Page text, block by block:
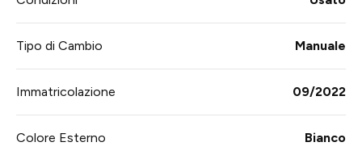
Tipo di Cambio Manuale
Immatricolazione 09/2022
Colore Esterno Bianco